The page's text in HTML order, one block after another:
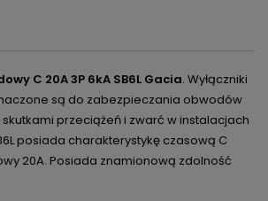
C 20A 3P 6kA SB6L Gacia. Wyłączniki
są do zabezpieczania obwodów
przeciążeń i zwarć w instalacjach
posiada charakterystykę czasową C
20A. Posiada znamionową zdolność